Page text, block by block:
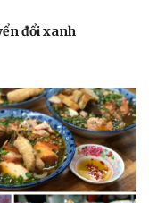
đổi xanh